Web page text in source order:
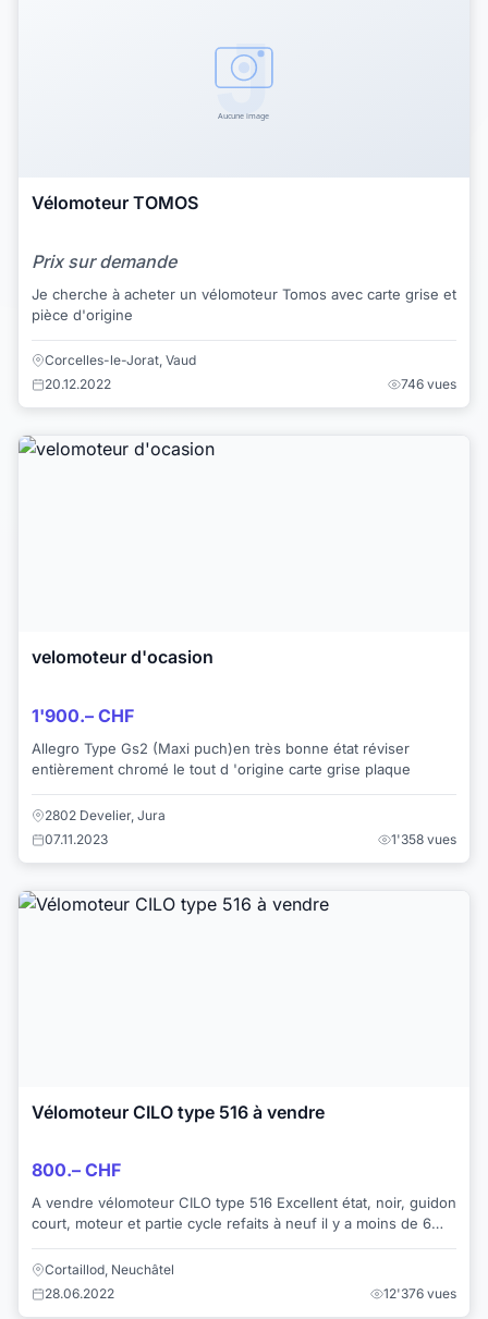
Vélomoteur TOMOS
Prix sur demande
Je cherche à acheter un vélomoteur Tomos avec carte grise et
pièce d'origine
Corcelles-le-Jorat, Vaud
20.12.2022
746 vues
velomoteur d'ocasion
1'900.– CHF
Allegro Type Gs2 (Maxi puch)en très bonne état réviser
entièrement chromé le tout d 'origine carte grise plaque
2802 Develier, Jura
07.11.2023
1'358 vues
Vélomoteur CILO type 516 à vendre
800.– CHF
A vendre vélomoteur CILO type 516 Excellent état, noir, guidon
court, moteur et partie cycle refaits à neuf il y a moins de 6
mois, jamais maquillé...
Cortaillod, Neuchâtel
28.06.2022
12'376 vues